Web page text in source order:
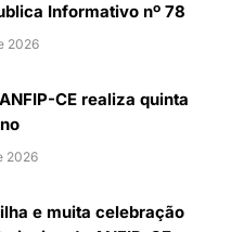
Informativo nº 78
2026
CE realiza quinta
2026
e muita celebração